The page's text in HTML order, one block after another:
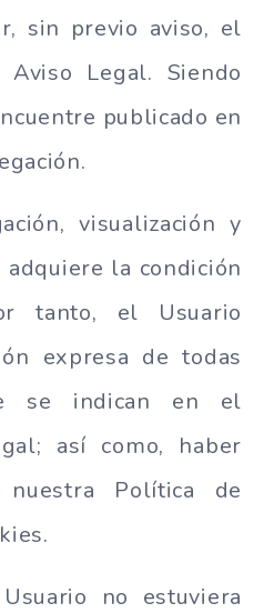
sin previo aviso, el
Legal. Siendo
publicado en
visualización y
la condición
tanto, el Usuario
expresa de todas
se indican en el
así como, haber
Política de
no estuviera